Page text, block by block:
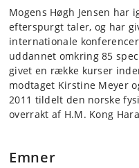
Mogens Høgh Jensen har
efterspurgt taler, og har
internationale
uddannet omkring 85
givet en række kurser
modtaget Kirstine Meyer
2011 tildelt den norske
overrakt af H.M. Kong
Emner